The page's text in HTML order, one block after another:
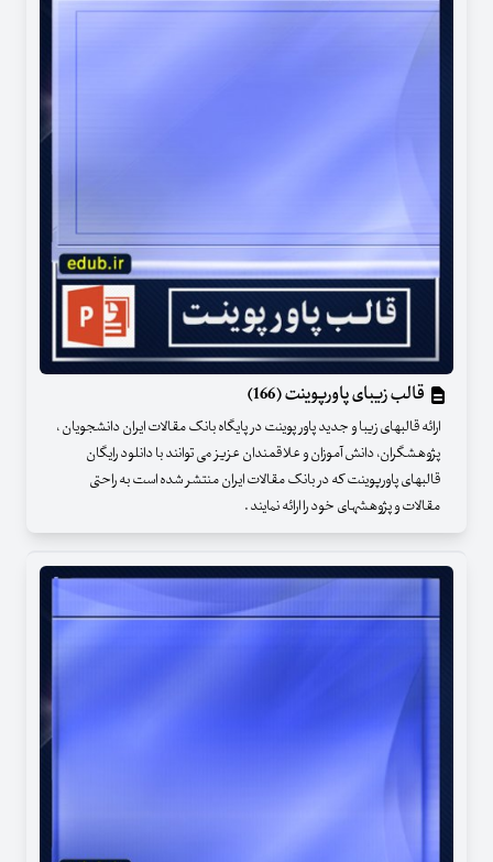
قالب زیبای پاورپوینت (166)
ارائه قالبهای زیبا و جدید پاور پوینت در پایگاه بانک مقالات ایران دانشجویان ،
پژوهشگران، دانش آموزان و علاقمندان عزیز می توانند با دانلود رایگان
قالبهای پاورپوینت که در بانک مقالات ایران منتشر شده است به راحتی
مقالات و پژوهشهای خود را ارائه نمایند .